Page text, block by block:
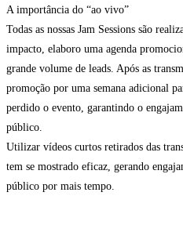
A importância do “ao vivo”
Todas as nossas Jam Sessions são
impacto, elaboro uma agenda
grande volume de leads. Após as
promoção por uma semana adicional
perdido o evento, garantindo o
público.
Utilizar vídeos curtos retirados das
tem se mostrado eficaz, gerando
público por mais tempo.